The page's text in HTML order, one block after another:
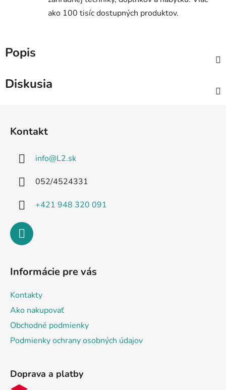
ako 100 tisíc dostupných produktov.
Popis
Diskusia
Kontakt
info@L2.sk
052/4524331
+421 948 320 091
Informácie pre vás
Kontakty
Ako nakupovať
Obchodné podmienky
Podmienky ochrany osobných údajov
Doprava a platby